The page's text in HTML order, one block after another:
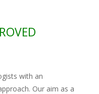
with an
Our aim as a